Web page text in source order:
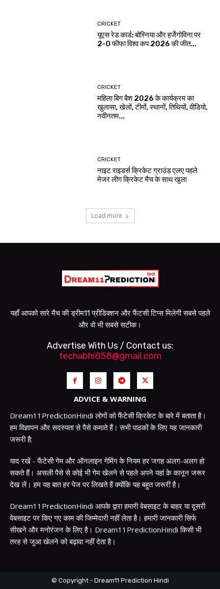
CRICKET
यूएस रेड कार्ड: बोस्निया और हर्जेगोविना पर
2-0 फीफा विश्व कप 2026 की जीत...
CRICKET
महिला बिग बैश 2026 के कार्यक्रम का
खुलासा, खेलों, टीमों, स्थानों, तिथियों, वीडियो,
नवीनतम...
CRICKET
नाइट राइडर्स क्रिकेट ग्राउंड एलए पहले
मेजर लीग क्रिकेट मैच के साथ खुला
Load more
यहाँ आपको सारे मैच की ड्रीम11 प्रीडिक्शन और फैंटसी टिप्स मिलेगी सबसे पहले
और वो भी सबसे सटीक।
Advertise With Us / Contact us:
techabhi858@gmail.com
ADVICE & WARNING
Dream11PredictionHindi लोगों को फैंटेसी क्रिकेट के बारे में बताता है।
हम विज्ञापन और सदस्यता से पैसे कमाते हैं। सभी पाठकों के लिए यह जानकारी
जरूरी है:
याद रखें - फैंटेसी गेम और ऑनलाइन गेमिंग के नियम हर जगह अलग-अलग हो
सकते हैं। असली पैसे से कोई भी गेम खेलने से पहले अपने यहां के कानून जरूर
देख लें। हम यह बात हर पेज पर लिखते हैं क्योंकि यह बहुत जरूरी है।
Dream11PredictionHindi आपके द्वारा हमारी वेबसाइट के बाहर या दूसरी
वेबसाइट पर किए गए काम की जिम्मेदारी नहीं लेता है। हमारी जानकारी सिर्फ
सीखने और मनोरंजन के लिए है। Dream11PredictionHindi किसी भी
तरह से जुआ खेलने को बढ़ावा नहीं देता है।
© Copyright - Dream11 Prediction Hindi